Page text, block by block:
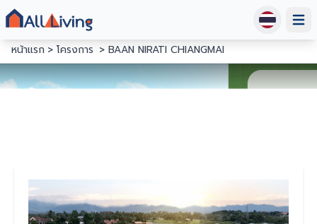
หน้าแรก
โครงการ BAAN NIRATI CHIANGMAI